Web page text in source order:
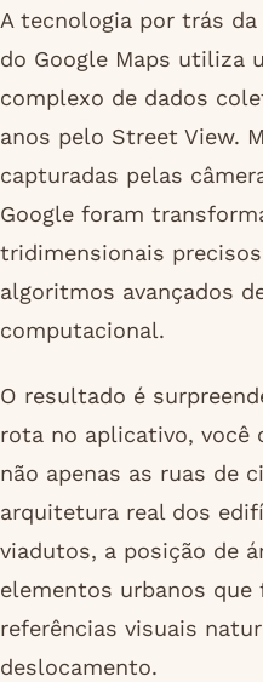
A tecnologia por trás da
do Google Maps utiliza
complexo de dados
anos pelo Street View.
capturadas pelas
Google foram
tridimensionais
algoritmos avançados
computacional.
O resultado é
rota no aplicativo, você
não apenas as ruas de
arquitetura real dos
viadutos, a posição de
elementos urbanos que
referências visuais
deslocamento.